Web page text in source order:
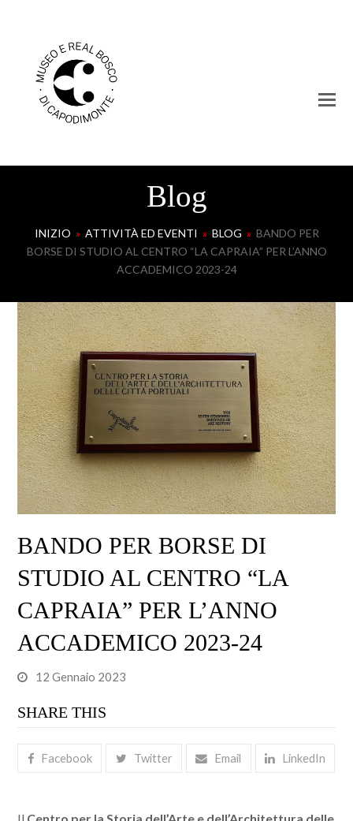
Blog
INIZIO » ATTIVITÀ ED EVENTI » BLOG » BANDO PER
BORSE DI STUDIO AL CENTRO “LA CAPRAIA” PER L’ANNO
ACCADEMICO 2023-24
BANDO PER BORSE DI
STUDIO AL CENTRO “LA
CAPRAIA” PER L’ANNO
ACCADEMICO 2023-24
12 Gennaio 2023
SHARE THIS
Facebook Twitter Email LinkedIn